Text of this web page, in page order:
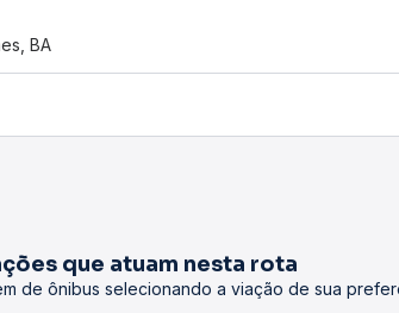
BA
que atuam nesta rota
de ônibus selecionando a viação de sua